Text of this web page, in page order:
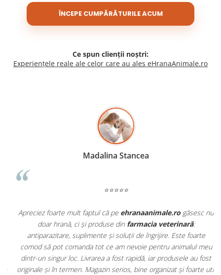
ÎNCEPE CUMPĂRĂTURILE ACUM
Ce spun clienții noștri:
Experiențele reale ale celor care au ales eHranaAnimale.ro
Madalina Stancea
⭐⭐⭐⭐⭐
Apreciez foarte mult faptul că peehranaanimale.rogăsesc nu
doar hrană, ci și produse dinfarmacia veterinară:
antiparazitare, suplimente și soluții de îngrijire. Este foarte
comod să pot comanda tot ce am nevoie pentru animalul meu
dintr-un singur loc. Livrarea a fost rapidă, iar produsele au fost
originale și în termen. Magazin serios, bine organizat și foarte util